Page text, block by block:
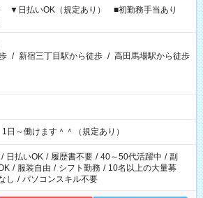
▼日払いOK（規定あり） ■初勤務手当あり
/ 新宿三丁目駅から徒歩 / 高田馬場駅から徒歩
～働けます＾＾（規定あり）
/ 日払いOK / 履歴書不要 / 40～50代活躍中 / 副
/ 服装自由 / シフト勤務 / 10名以上の大量募
し / パソコンスキル不要